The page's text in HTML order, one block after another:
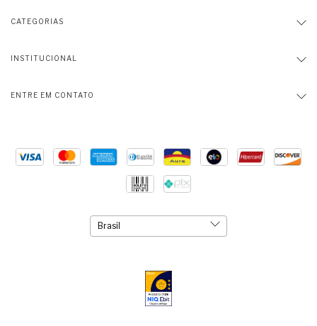
CATEGORIAS
INSTITUCIONAL
ENTRE EM CONTATO